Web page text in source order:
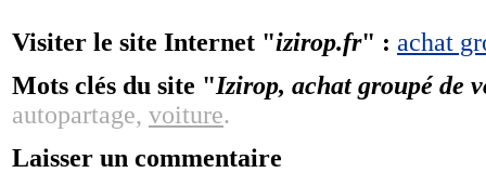
Visiter le site Internet "izirop.fr" : achat
Mots clés du site "Izirop, achat groupé de
autopartage, voiture.
Laisser un commentaire